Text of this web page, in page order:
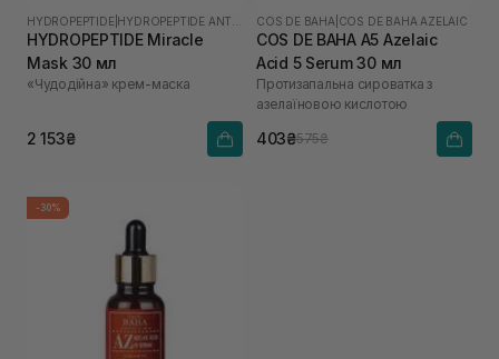
HYDROPEPTIDE
HYDROPEPTIDE Miracle
Mask 30 мл
«Чудодійна» крем-маска
2 153₴
COS DE BAHA COS DE BAHA AZELAIC
COS DE BAHA A5 Azelaic
Acid 5 Serum 30 мл
Протизапальна сироватка з
азелаїновою кислотою
403₴575₴
-30%